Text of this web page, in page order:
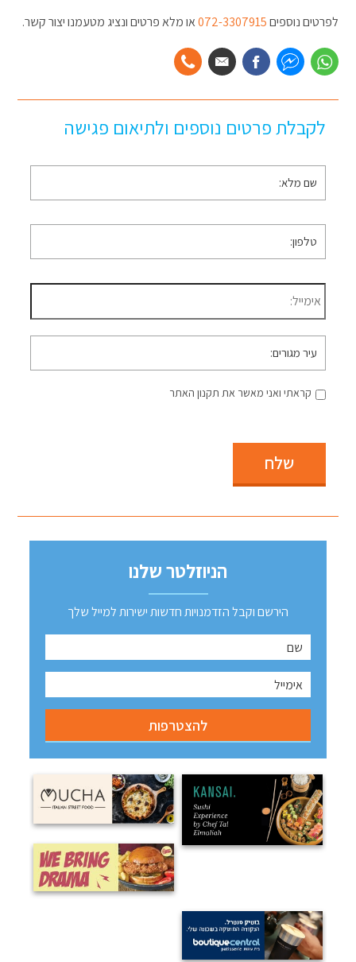
לפרטים נוספים072-3307915או מלא פרטים ונציג מטעמנו יצור קשר.
לקבלת פרטים נוספים ולתיאום פגישה
שם
מלא *
טלפון *
דוא״ל *
עיר
מגורים
קראתי ואני מאשר את תקנון האתר
שלח
הניוזלטר שלנו
הירשם וקבל הזדמנויות חדשות ישירות למייל שלך